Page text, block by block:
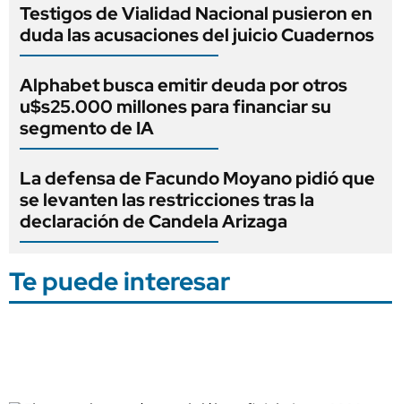
Testigos de Vialidad Nacional pusieron en
duda las acusaciones del juicio Cuadernos
Alphabet busca emitir deuda por otros
u$s25.000 millones para financiar su
segmento de IA
La defensa de Facundo Moyano pidió que
se levanten las restricciones tras la
declaración de Candela Arizaga
Te puede interesar